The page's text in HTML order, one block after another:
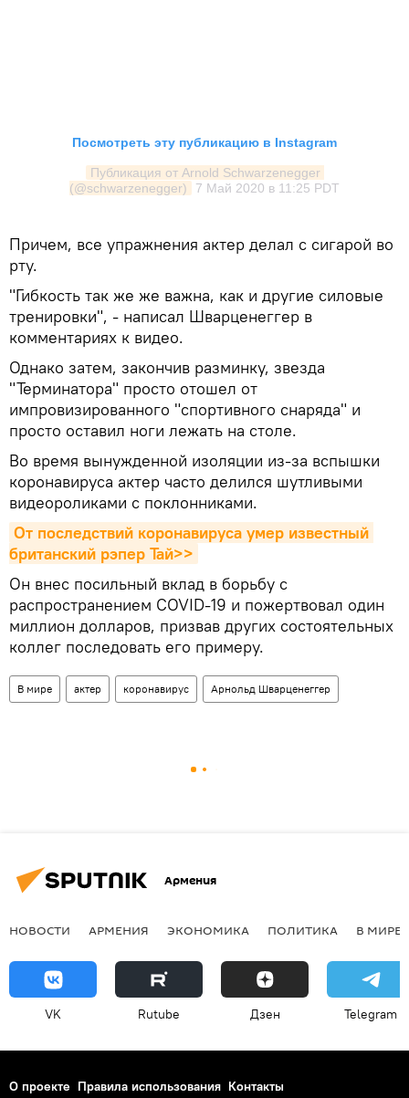
Посмотреть эту публикацию в Instagram
Публикация от Arnold Schwarzenegger
(@schwarzenegger)
7 Май 2020 в 11:25 PDT
Причем, все упражнения актер делал с сигарой во
рту.
"Гибкость так же же важна, как и другие силовые
тренировки", - написал Шварценеггер в
комментариях к видео.
Однако затем, закончив разминку, звезда
"Терминатора" просто отошел от
импровизированного "спортивного снаряда" и
просто оставил ноги лежать на столе.
Во время вынужденной изоляции из-за вспышки
коронавируса актер часто делился шутливыми
видеороликами с поклонниками.
От последствий коронавируса умер известный
британский рэпер Тай>>
Он внес посильный вклад в борьбу с
распространением COVID-19 и пожертвовал один
миллион долларов, призвав других состоятельных
коллег последовать его примеру.
В мире актер коронавирус Арнольд Шварценеггер
Армения
НОВОСТИ АРМЕНИЯ ЭКОНОМИКА ПОЛИТИКА В МИРЕ
VK Rutube Дзен Telegram
О проекте Правила использования Контакты